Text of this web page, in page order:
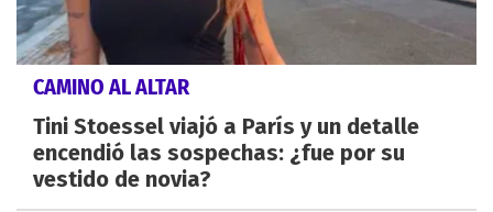
CAMINO AL ALTAR
Tini Stoessel viajó a París y un detalle
encendió las sospechas: ¿fue por su
vestido de novia?